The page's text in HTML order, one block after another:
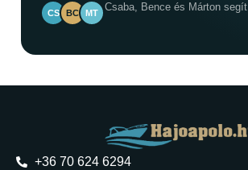
CS BC MT Csaba, Bence és Márton segít
+36 70 624 6294